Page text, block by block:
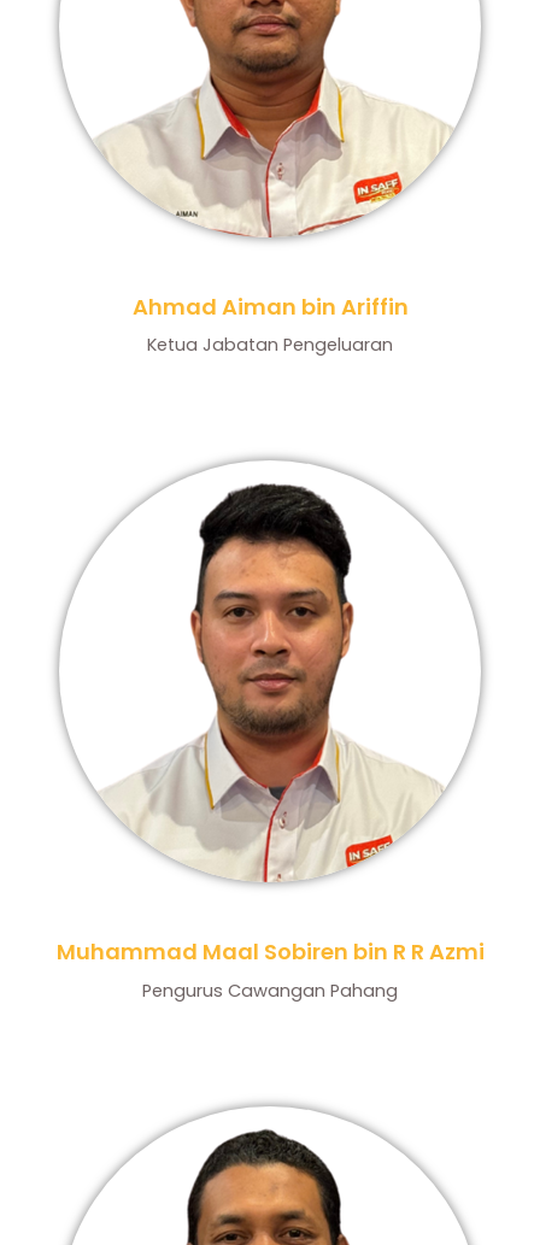
Ahmad Aiman bin Ariffin
Ketua Jabatan Pengeluaran
Muhammad Maal Sobiren bin R R Azmi
Pengurus Cawangan Pahang